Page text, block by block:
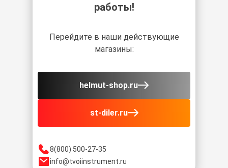
8(800) 500-27-35
info@tvoiinstrument.ru
работы!
Перейдите в наши действующие
магазины:
helmut-shop.ru
st-diler.ru